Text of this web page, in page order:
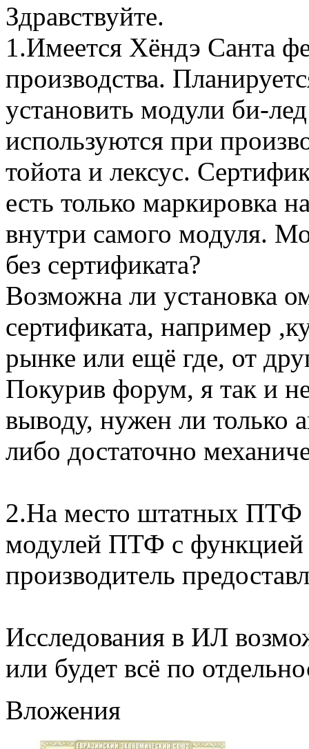
Здравствуйте.
1.Имеется Хёндэ Санта
производства.
установить модули би-
используются при
тойота и лексус.
есть только маркировка
внутри самого модуля.
без сертификата?
Возможна ли установка
сертификата, например
рынке или ещё где, от
Покурив форум, я так и
выводу, нужен ли только
либо достаточно
2.На место штатных ПТФ
модулей ПТФ с
производитель
Исследования в ИЛ
или будет всё по
Вложения